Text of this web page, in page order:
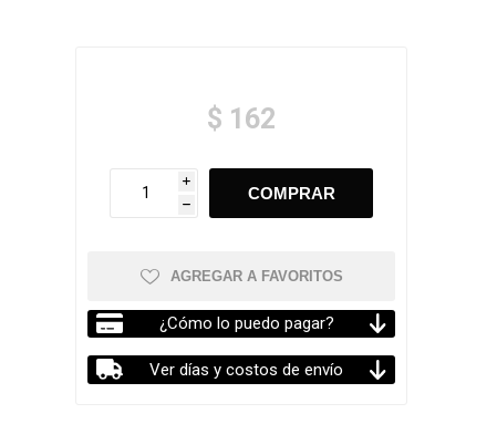
$ 162
i
h
AGREGAR A FAVORITOS
¿Cómo lo puedo pagar?
Ver días y costos de envío